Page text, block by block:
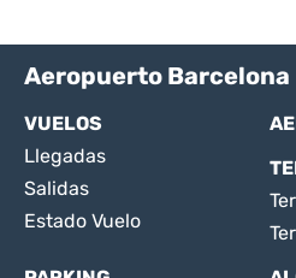
Aeropuerto Barcelona
VUELOS
Llegadas
Salidas
Estado Vuelo